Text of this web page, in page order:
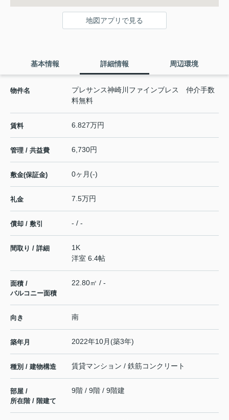
地図アプリで見る
基本情報 詳細情報 周辺環境
物件名
プレサンス神崎川ファインブレス 仲介手数
料無料
賃料 6.827万円
管理 / 共益費 6,730円
敷金(保証金) 0ヶ月(-)
礼金 7.5万円
償却 / 敷引 - / -
間取り / 詳細
1K
洋室 6.4帖
面積 /
バルコニー面積
22.80㎡ / -
向き 南
築年月 2022年10月(築3年)
種別 / 建物構造 賃貸マンション / 鉄筋コンクリート
部屋 /
所在階 / 階建て
9階 / 9階 / 9階建